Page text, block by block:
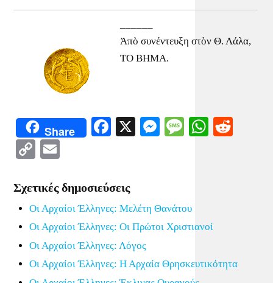
Ἀπὸ συνέντευξη στὸν Θ. Λάλα,
ΤΟ ΒΗΜΑ.
Share Facebook
X Messenger
Message
Copy
Σχετικές δημοσιεύσεις
Οι Αρχαίοι Έλληνες: Μελέτη Θανάτου
Οι Αρχαίοι Έλληνες: Οι Πρώτοι Χριστιανοί
Οι Αρχαίοι Έλληνες: Λόγος
Οι Αρχαίοι Έλληνες: Η Αρχαία Θρησκευτικότητα